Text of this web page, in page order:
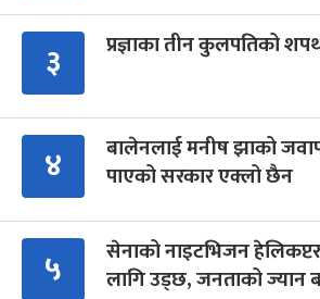
३ प्रज्ञाका तीन कुलपतिको
४
बालेनलाई मनीष झाको
पाएको सरकार एक्लो छैन
५
सेनाको नाइटभिजन
लागि उड्छ, जनताको ज्यान